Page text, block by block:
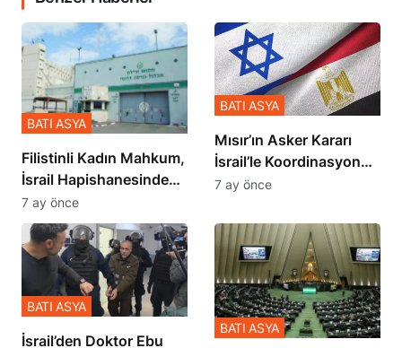
Filistinli Kadın Mahkum,
İsrail Hapishanesindeki
Zulmü Anlattı
BATI ASYA
7 ay önce
Mısır’ın Asker Kararı
İsrail’le Koordinasyon
İçinde Gerçekleşmiş
BATI ASYA
7 ay önce
İsrail’den Doktor Ebu
BATI ASYA
BATI ASYA